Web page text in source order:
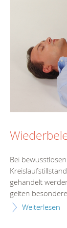
Bei
gehandelt
gelten
Weiterlesen